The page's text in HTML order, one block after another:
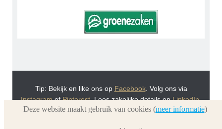
Tip: Bekijk en like ons op Facebook. Volg ons via
InstagramofPinterest. Lees zakelijke details opLinkedIn.
Of bekijk Urnwebshop.nl instructie video's viaYou Tube.
Deze website maakt gebruik van cookies (meer informatie)